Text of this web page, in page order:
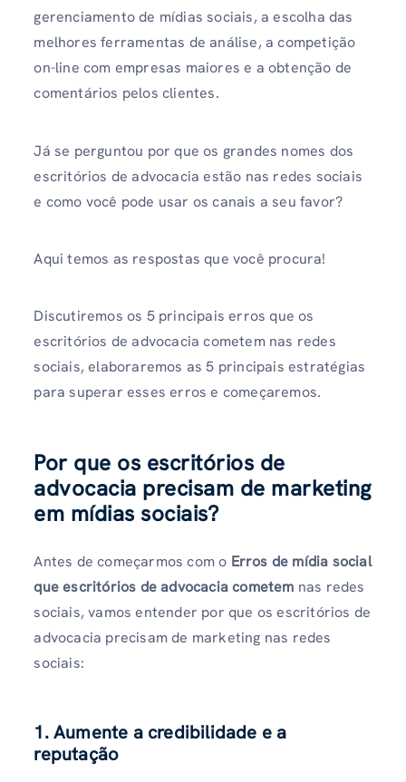
gerenciamento de mídias sociais, a escolha das
melhores ferramentas de análise, a competição
on-line com empresas maiores e a obtenção de
comentários pelos clientes.
Já se perguntou por que os grandes nomes dos
escritórios de advocacia estão nas redes sociais
e como você pode usar os canais a seu favor?
Aqui temos as respostas que você procura!
Discutiremos os 5 principais erros que os
escritórios de advocacia cometem nas redes
sociais, elaboraremos as 5 principais estratégias
para superar esses erros e começaremos.
Por que os escritórios de
advocacia precisam de marketing
em mídias sociais?
Antes de começarmos com o Erros de mídia social
que escritórios de advocacia cometem nas redes
sociais, vamos entender por que os escritórios de
advocacia precisam de marketing nas redes
sociais:
1. Aumente a credibilidade e a
reputação